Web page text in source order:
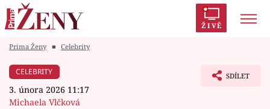
ŽIVĚ
Módní alarm
Prima Ženy ■ Celebrity
CELEBRITY
3. února 2026 11:17
Michaela Vlčková
SDÍLET